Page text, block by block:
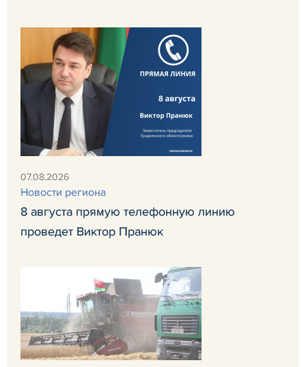
07.08.2026
Новости региона
8 августа прямую телефонную линию
проведет Виктор Пранюк